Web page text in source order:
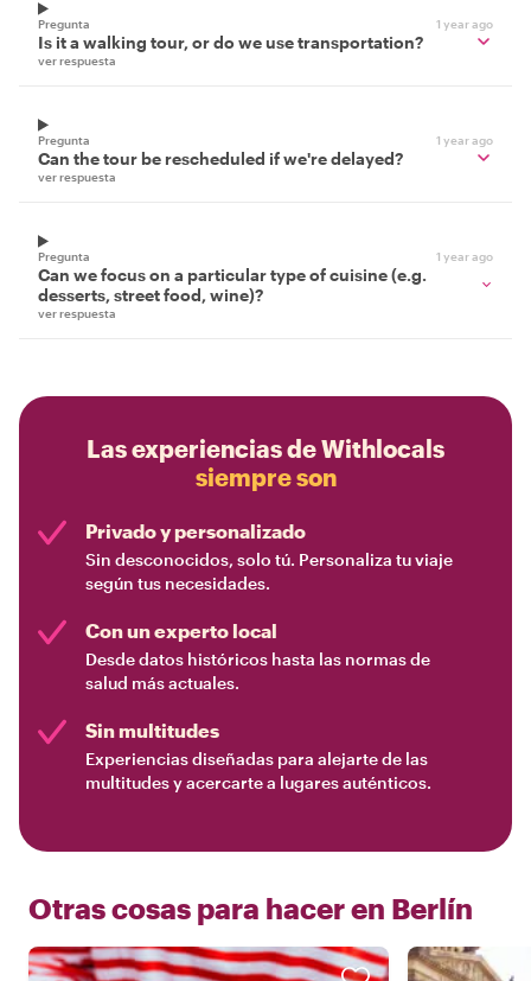
Pregunta 1 year ago
Is it a walking tour, or do we use transportation?
ver respuesta
Pregunta 1 year ago
Can the tour be rescheduled if we're delayed?
ver respuesta
Pregunta 1 year ago
Can we focus on a particular type of cuisine (e.g.
desserts, street food, wine)?
ver respuesta
Las experiencias de Withlocals
siempre son
Privado y personalizado
Sin desconocidos, solo tú. Personaliza tu viaje
según tus necesidades.
Con un experto local
Desde datos históricos hasta las normas de
salud más actuales.
Sin multitudes
Experiencias diseñadas para alejarte de las
multitudes y acercarte a lugares auténticos.
Otras cosas para hacer en Berlín